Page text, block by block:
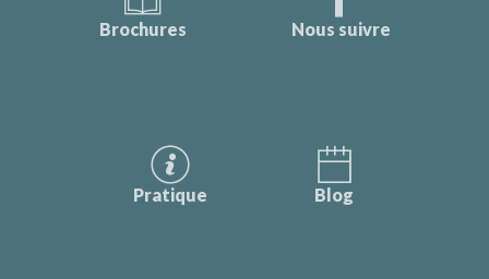
Brochures Nous suivre
Pratique Blog